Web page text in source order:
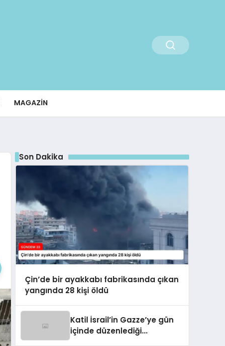
MAGAZIN
Son Dakika
Çin’de bir ayakkabı fabrikasında çıkan
yangında 28 kişi öldü
Katil İsrail’in Gazze’ye gün
içinde düzenlediği